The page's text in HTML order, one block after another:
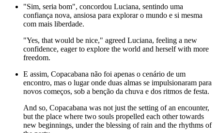
"Sim, seria bom", concordou Luciana, sentindo uma
confiança nova, ansiosa para explorar o mundo e si mesma
com mais liberdade.
"Yes, that would be nice," agreed Luciana, feeling a new
confidence, eager to explore the world and herself with more
freedom.
E assim, Copacabana não foi apenas o cenário de um
encontro, mas o lugar onde duas almas se impulsionaram para
novos começos, sob a benção da chuva e dos ritmos de festa.
And so, Copacabana was not just the setting of an encounter,
but the place where two souls propelled each other towards
new beginnings, under the blessing of rain and the rhythms of